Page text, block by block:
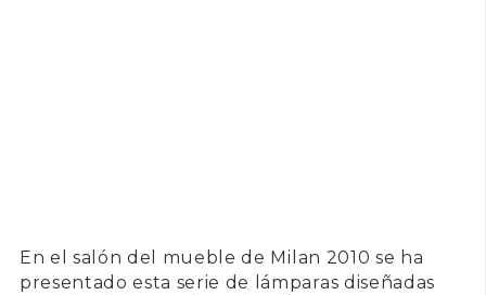
En el salón del mueble de Milan 2010 se ha
presentado esta serie de lámparas diseñadas